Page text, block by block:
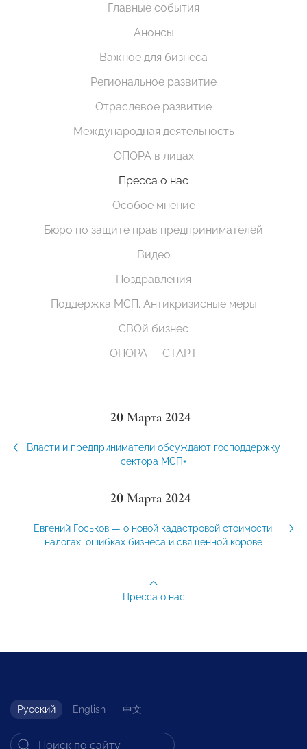
Главные события
Анонсы
Важное для бизнеса
Региональное развитие
Отраслевое развитие
Международная деятельность
ОПОРА в лицах
Пресса о нас
Особое мнение
Бюро по защите прав предпринимателей
Видео
Поздравления
Поддержка МСП. Антикризисные меры
СВОй бизнес
ОПОРА — СТАРТ
20 Марта 2024
Власти и предприниматели обсуждают господдержку
сектора МСП+
20 Марта 2024
Евгений Госьков — о новой кадастровой стоимости,
налогах, ошибках бизнеса и священной корове
Пресса о нас
Русский English 中文